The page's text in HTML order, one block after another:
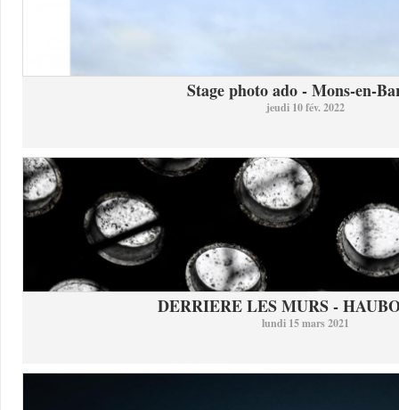
Stage photo ado - Mons-en-
jeudi 10 fév. 2022
DERRIERE LES MURS -
lundi 15 mars 2021